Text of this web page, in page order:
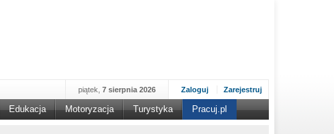
Zaloguj Zarejestruj
piątek, 7 sierpnia 2026
Edukacja Motoryzacja Turystyka Pracuj.pl